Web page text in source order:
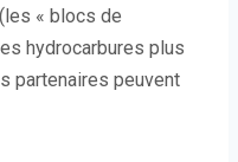
« blocs de
hydrocarbures plus
partenaires peuvent